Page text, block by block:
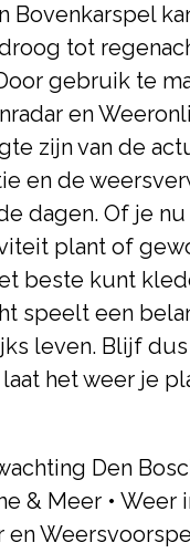
Bovenkarspel
tot
gebruik te
en
zijn van de
en de
dagen. Of je
plant of
beste kunt
speelt een
leven. Blijf
het weer je
Den
& Meer • Weer
en